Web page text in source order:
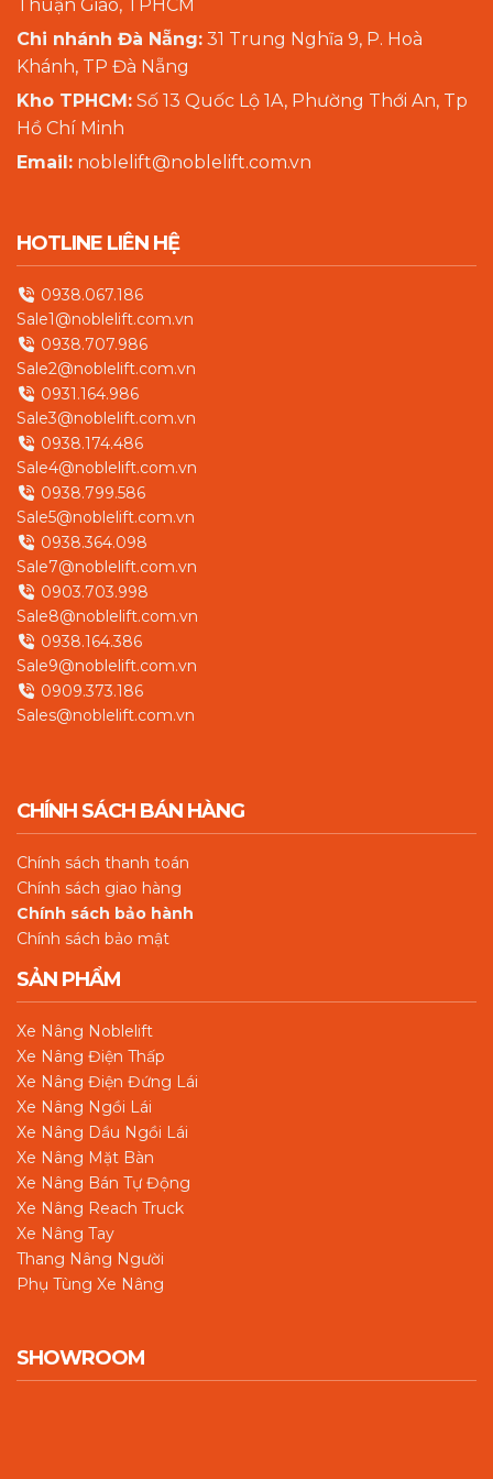
Thuận Giao, TPHCM
Chi nhánh Đà Nẵng: 31 Trung Nghĩa 9, P. Hoà
Khánh, TP Đà Nẵng
Kho TPHCM: Số 13 Quốc Lộ 1A, Phường Thới An, Tp
Hồ Chí Minh
Email: noblelift@noblelift.com.vn
HOTLINE LIÊN HỆ
0938.067.186
Sale1@noblelift.com.vn
0938.707.986
Sale2@noblelift.com.vn
0931.164.986
Sale3@noblelift.com.vn
0938.174.486
Sale4@noblelift.com.vn
0938.799.586
Sale5@noblelift.com.vn
0938.364.098
Sale7@noblelift.com.vn
0903.703.998
Sale8@noblelift.com.vn
0938.164.386
Sale9@noblelift.com.vn
0909.373.186
Sales@noblelift.com.vn
CHÍNH SÁCH BÁN HÀNG
Chính sách thanh toán
Chính sách giao hàng
Chính sách bảo hành
Chính sách bảo mật
SẢN PHẨM
Xe Nâng Noblelift
Xe Nâng Điện Thấp
Xe Nâng Điện Đứng Lái
Xe Nâng Ngồi Lái
Xe Nâng Dầu Ngồi Lái
Xe Nâng Mặt Bàn
Xe Nâng Bán Tự Động
Xe Nâng Reach Truck
Xe Nâng Tay
Thang Nâng Người
Phụ Tùng Xe Nâng
SHOWROOM